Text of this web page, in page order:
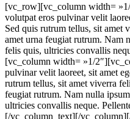
[vc_row][vc_column width=
volutpat eros pulvinar velit
Sed quis rutrum tellus, sit amet
amet urna feugiat rutrum. Nam
felis quis, ultricies convallis
[vc_column width= »1/
pulvinar velit laoreet, sit amet
rutrum tellus, sit amet viverra
feugiat rutrum. Nam nulla
ultricies convallis neque.
[/vc_column_text][/